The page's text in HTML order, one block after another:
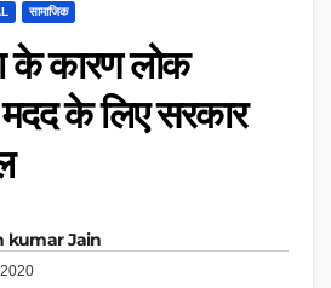
सामाजिक
के कारण लोक
के लिए सरकार
kumar Jain